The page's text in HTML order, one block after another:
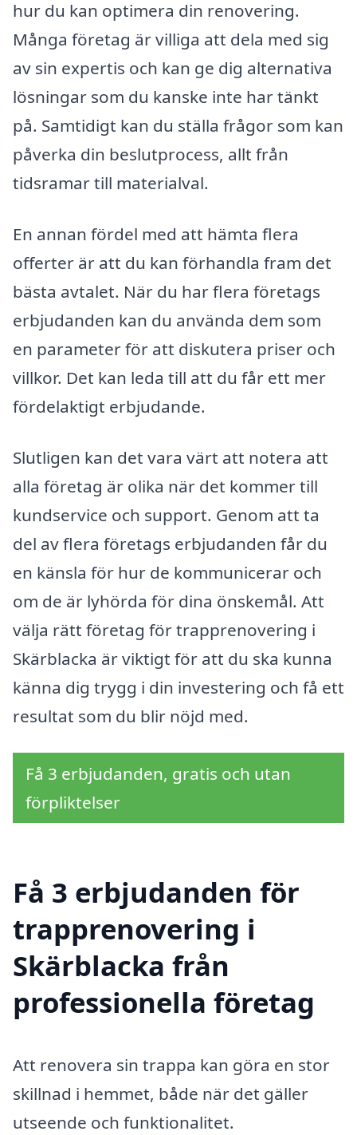
hur du kan optimera din renovering.
Många företag är villiga att dela med sig
av sin expertis och kan ge dig alternativa
lösningar som du kanske inte har tänkt
på. Samtidigt kan du ställa frågor som kan
påverka din beslutprocess, allt från
tidsramar till materialval.
En annan fördel med att hämta flera
offerter är att du kan förhandla fram det
bästa avtalet. När du har flera företags
erbjudanden kan du använda dem som
en parameter för att diskutera priser och
villkor. Det kan leda till att du får ett mer
fördelaktigt erbjudande.
Slutligen kan det vara värt att notera att
alla företag är olika när det kommer till
kundservice och support. Genom att ta
del av flera företags erbjudanden får du
en känsla för hur de kommunicerar och
om de är lyhörda för dina önskemål. Att
välja rätt företag för trapprenovering i
Skärblacka är viktigt för att du ska kunna
känna dig trygg i din investering och få ett
resultat som du blir nöjd med.
Få 3 erbjudanden, gratis och utan
förpliktelser
Få 3 erbjudanden för
trapprenovering i
Skärblacka från
professionella företag
Att renovera sin trappa kan göra en stor
skillnad i hemmet, både när det gäller
utseende och funktionalitet.